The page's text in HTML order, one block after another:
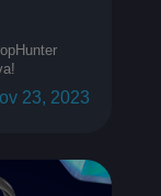
23, 2023